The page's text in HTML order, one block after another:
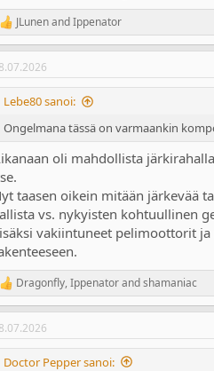
R
c
n
JLunenandIppenator
Lebe80 sanoi:
Ongelmana tässä on varmaankin
oli mahdollista
taasen oikein mitään järkevää
vs. nykyisten kohtuullinen
vakiintuneet pelimoottorit
R
c
Dragonfly, Ippenatorandshamaniac
Doctor Pepper sanoi: